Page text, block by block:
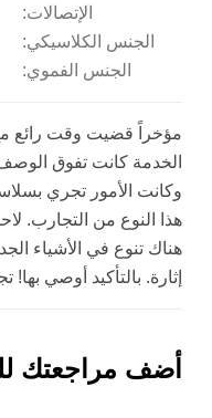
الإتصالات:
الجنس الكلاسيكي:
الجنس الفموي:
مؤخراً قضيت وقت رائع مع
الخدمة كانت تفوق
وكانت الأمور تجري
هذا النوع من التجارب.
هناك تنوع في الأشياء
إثارة. بالتأكيد أوصي
أضف مراجعتك